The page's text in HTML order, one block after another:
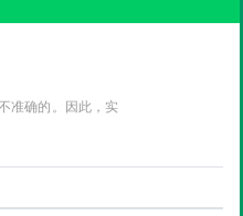
准确的。因此，实